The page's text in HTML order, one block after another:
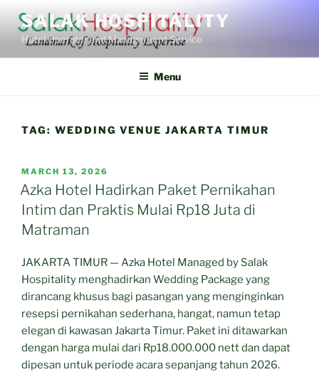
content
SALAK HOSPITALITY
Hotel Operator and Management Service
Menu
TAG: WEDDING VENUE JAKARTA TIMUR
POSTED
ON
MARCH 13, 2026
Azka Hotel Hadirkan Paket Pernikahan
Intim dan Praktis Mulai Rp18 Juta di
Matraman
JAKARTA TIMUR — Azka Hotel Managed by Salak
Hospitality menghadirkan Wedding Package yang
dirancang khusus bagi pasangan yang menginginkan
resepsi pernikahan sederhana, hangat, namun tetap
elegan di kawasan Jakarta Timur. Paket ini ditawarkan
dengan harga mulai dari Rp18.000.000 nett dan dapat
dipesan untuk periode acara sepanjang tahun 2026.